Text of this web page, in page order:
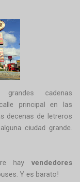
cadenas
principal en las
decenas de letreros
ciudad grande.
hayvendedores
Y es barato!